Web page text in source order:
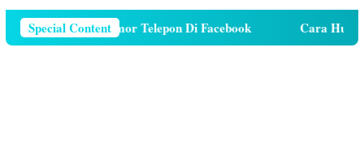
Special Content
Menghapus Nomor Telepon Di Facebook Cara